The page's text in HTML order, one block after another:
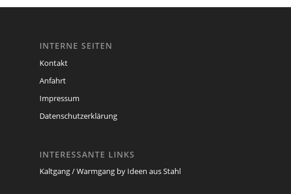
INTERNE SEITEN
Kontakt
Anfahrt
Impressum
Datenschutzerklärung
INTERESSANTE LINKS
Kaltgang / Warmgang by Ideen aus Stahl